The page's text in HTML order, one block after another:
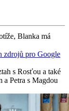
Blanka má
zdrojů pro Google
s Rosťou a také
a Petra s Magdou